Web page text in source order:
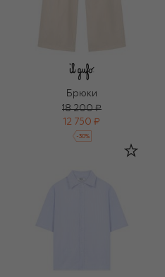
Брюки
18 200 ₽
12 750 ₽
-30%